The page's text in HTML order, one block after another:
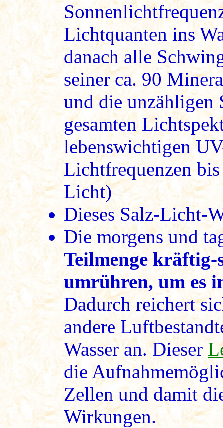
Lichtquanten ins
danach alle
seiner ca. 90
und die unzähligen
gesamten
lebenswichtigen
Lichtfrequenzen
Licht)
Dieses Salz-Licht-
Die morgens und
Teilmenge
umrühren, um es
Dadurch reichert
andere
Wasser an. Dieser
die
Zellen und damit
Wirkungen.